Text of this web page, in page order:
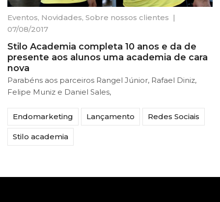
Eventos, Novidades, Sobre nossos clientes |
07/08/2017
Stilo Academia completa 10 anos e da de
presente aos alunos uma academia de cara
nova
Parabéns aos parceiros Rangel Júnior, Rafael Diniz,
Felipe Muniz e Daniel Sales,
Endomarketing Lançamento Redes Sociais
Stilo academia